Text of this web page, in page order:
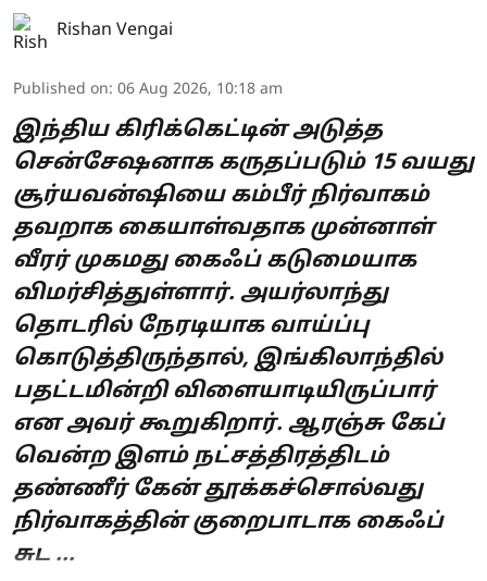
Rishan Vengai
Published on: 06 Aug 2026, 10:18 am
இந்திய கிரிக்கெட்டின் அடுத்த
சென்சேஷனாக கருதப்படும் 15 வயது
சூர்யவன்ஷியை கம்பீர் நிர்வாகம்
தவறாக கையாள்வதாக முன்னாள்
வீரர் முகமது கைஃப் கடுமையாக
விமர்சித்துள்ளார். அயர்லாந்து
தொடரில் நேரடியாக வாய்ப்பு
கொடுத்திருந்தால், இங்கிலாந்தில்
பதட்டமின்றி விளையாடியிருப்பார்
என அவர் கூறுகிறார். ஆரஞ்சு கேப்
வென்ற இளம் நட்சத்திரத்திடம்
தண்ணீர் கேன் தூக்கச்சொல்வது
நிர்வாகத்தின் குறைபாடாக கைஃப்
சுட ...